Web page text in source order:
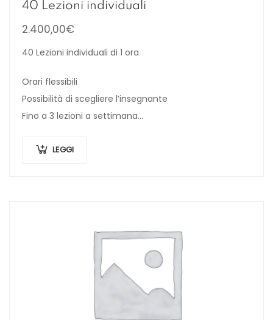
40 Lezioni individuali
2.400,00€
40 Lezioni individuali di 1 ora
Orari flessibili
Possibilità di scegliere l’insegnante
Fino a 3 lezioni a settimana
LEGGI